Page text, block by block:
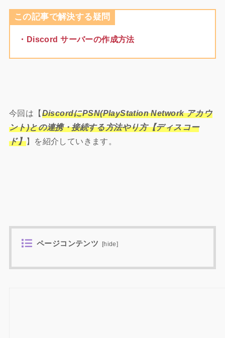
この記事で解決する疑問
・Discord サーバーの作成方法
今回は【DiscordにPSN(PlayStation Network アカウ
ント)との連携・接続する方法やり方【ディスコー
ド】】を紹介していきます。
ページコンテンツ [hide]